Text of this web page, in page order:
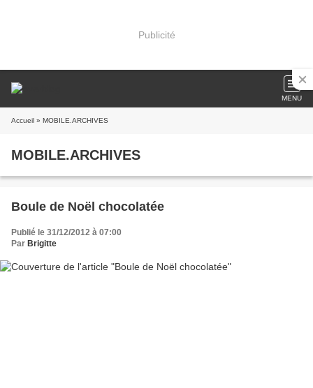
Publicité
MENU
Accueil » MOBILE.ARCHIVES
MOBILE.ARCHIVES
Boule de Noël chocolatée
Publié le 31/12/2012 à 07:00
Par Brigitte